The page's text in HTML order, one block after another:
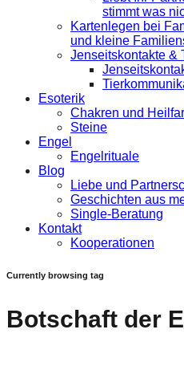
stimmt was
Kartenlegen bei
und kleine
Jenseitskontakte &
Esoterik
Chakren und
Steine
Engel
Engelrituale
Blog
Liebe und
Geschichten aus
Single-Beratung
Kontakt
Kooperationen
Currently browsing tag
Botschaft der